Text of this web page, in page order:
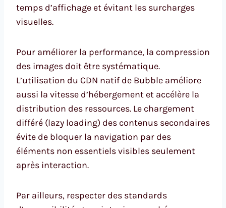
temps d’affichage et évitant les surcharges
visuelles.
Pour améliorer la performance, la compression
des images doit être systématique.
L’utilisation du CDN natif de Bubble améliore
aussi la vitesse d’hébergement et accélère la
distribution des ressources. Le chargement
différé (lazy loading) des contenus secondaires
évite de bloquer la navigation par des
éléments non essentiels visibles seulement
après interaction.
Par ailleurs, respecter des standards